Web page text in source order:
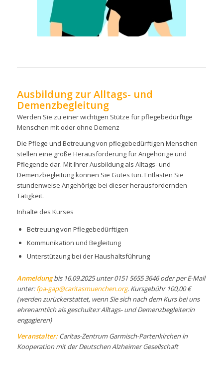
Ausbildung zur Alltags- und
Demenzbegleitung
Werden Sie zu einer wichtigen Stütze für pflegebedürftige
Menschen mit oder ohne Demenz
Die Pflege und Betreuung von pflegebedürftigen Menschen
stellen eine große Herausforderung für Angehörige und
Pflegende dar. Mit Ihrer Ausbildung als Alltags- und
Demenzbegleitung können Sie Gutes tun. Entlasten Sie
stundenweise Angehörige bei dieser herausfordernden
Tätigkeit.
Inhalte des Kurses
Betreuung von Pflegebedürftigen
Kommunikation und Begleitung
Unterstützung bei der Haushaltsführung
Anmeldungbis 16.09.2025 unter 0151 5655 3646 oder per E-Mail
unter:fpa-gap@caritasmuenchen.org. Kursgebühr 100,00 €
(werden zurückerstattet, wenn Sie sich nach dem Kurs bei uns
ehrenamtlich als geschulte:r Alltags- und Demenzbegleiter:in
engagieren)
Veranstalter:Caritas-Zentrum Garmisch-Partenkirchen in
Kooperation mit der Deutschen Alzheimer Gesellschaft